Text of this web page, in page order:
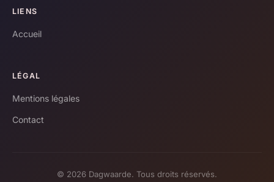
LIENS
Accueil
LÉGAL
Mentions légales
Contact
© 2026 Dagwaarde. Tous droits réservés.